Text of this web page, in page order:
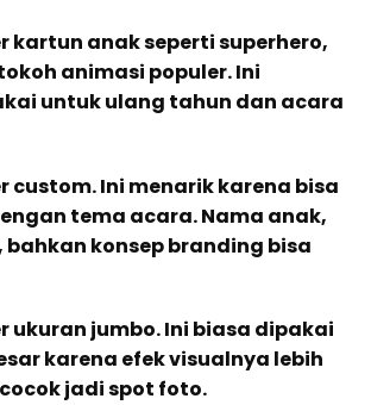
kartun anak seperti superhero,
animasi populer. Ini
untuk ulang tahun dan acara
custom. Ini menarik karena bisa
tema acara. Nama anak,
konsep branding bisa
ukuran jumbo. Ini biasa dipakai
karena efek visualnya lebih
jadi spot foto.